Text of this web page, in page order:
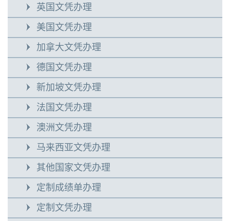
英国文凭办理
美国文凭办理
加拿大文凭办理
德国文凭办理
新加坡文凭办理
法国文凭办理
澳洲文凭办理
马来西亚文凭办理
其他国家文凭办理
定制成绩单办理
定制文凭办理